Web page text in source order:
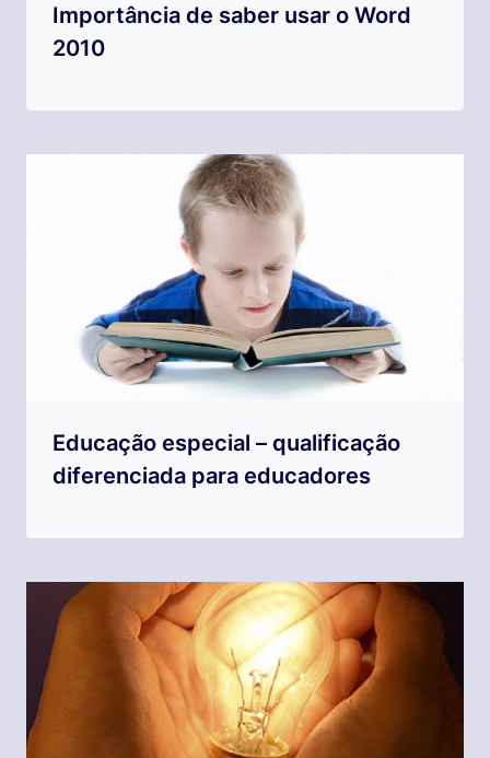
Importância de saber usar o Word
2010
Educação especial – qualificação
diferenciada para educadores